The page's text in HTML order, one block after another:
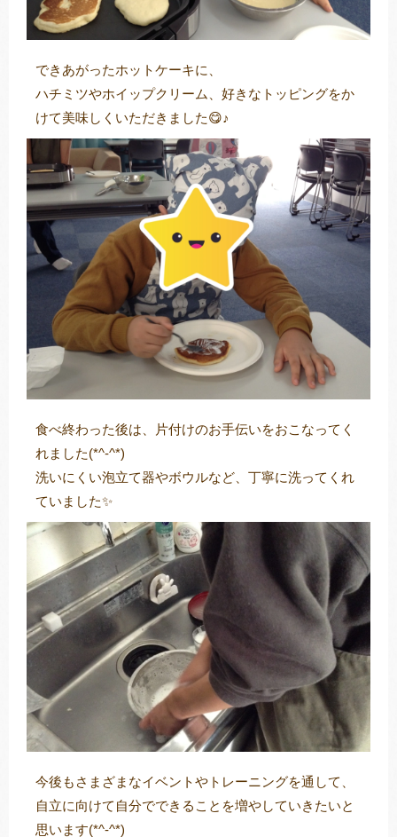
できあがったホットケーキに、
ハチミツやホイップクリーム、好きなトッピングをか
けて美味しくいただきました😋♪
食べ終わった後は、片付けのお手伝いをおこなってく
れました(*^-^*)
洗いにくい泡立て器やボウルなど、丁寧に洗ってくれ
ていました✨
今後もさまざまなイベントやトレーニングを通して、
自立に向けて自分でできることを増やしていきたいと
思います(*^-^*)